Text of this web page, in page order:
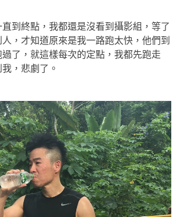
到終點，我都還是沒看到攝影組，等了
，才知道原來是我一路跑太快，他們到
了，就這樣每次的定點，我都先跑走
，悲劇了。